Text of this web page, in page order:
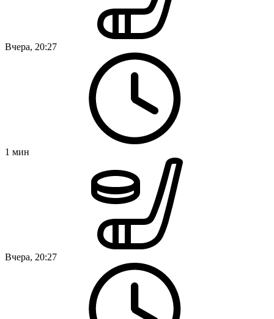
Вчера, 20:27
1 мин
Вчера, 20:27